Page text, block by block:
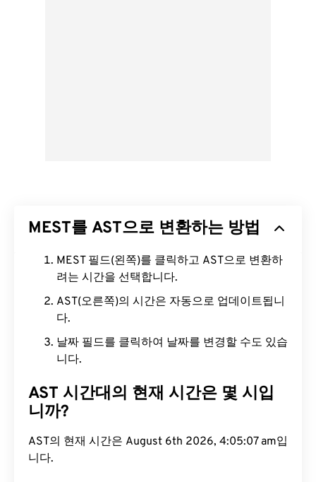
MEST를 AST으로 변환하는 방법
MEST 필드(왼쪽)를 클릭하고 AST으로 변환하
려는 시간을 선택합니다.
AST(오른쪽)의 시간은 자동으로 업데이트됩니
다.
날짜 필드를 클릭하여 날짜를 변경할 수도 있습
니다.
AST 시간대의 현재 시간은 몇 시입
니까?
AST의 현재 시간은 August 6th 2026, 4:05:08 am
입니다.